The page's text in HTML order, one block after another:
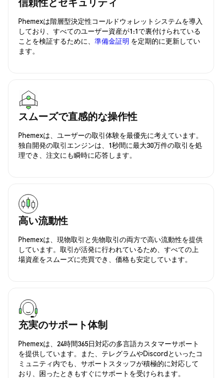
Phemexは階層型決定性コールドウォレットシステムを導入
しており、すべてのユーザー資産が1:1で裏付けられている
ことを検証するために、 準備金証明 を定期的に更新してい
ます。
スムーズで直感的な操作性
Phemexは、ユーザーの取引体験を最優先に考えています。
独自開発の取引エンジンは、1秒間に最大30万件の取引を処
理でき、注文にも瞬時に応答します。
高い流動性
Phemexは、現物取引と先物取引の両方で高い流動性を提供
しています。取引が活発に行われているため、すべての上
場資産をスムーズに売買でき、価格も安定しています。
充実のサポート体制
Phemexは、24時間365日対応の多言語カスタマーサポート
を提供しています。また、テレグラムやDiscordといったコ
ミュニティ内でも、サポートスタッフが積極的に対応して
おり、困ったときもすぐにサポートを受けられます。